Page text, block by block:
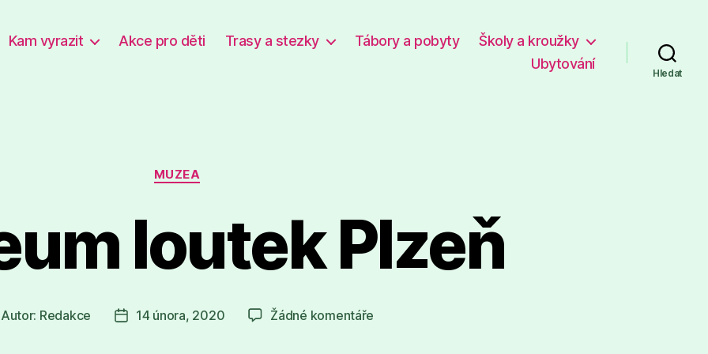
Kam vyrazit Akce pro děti Trasy a stezky Tábory a pobyty
Školy a kroužky
Ubytování
Hledat
Rubriky
MUZEA
loutek Plzeň
Autor: Redakce
Datum
14 února, 2020 Žádné komentáře